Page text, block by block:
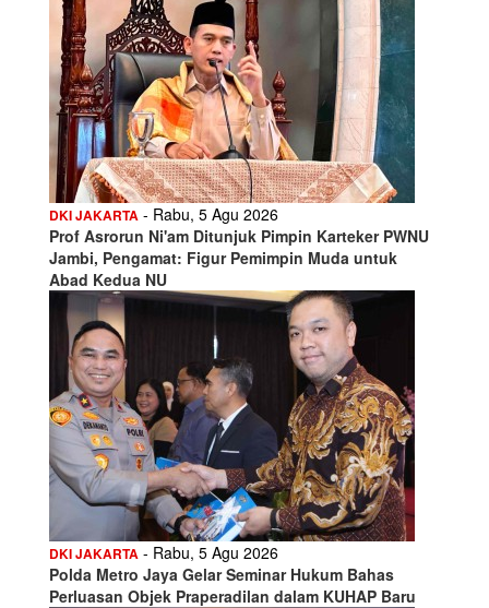
DKI JAKARTA - Rabu, 5 Agu 2026
Prof Asrorun Ni'am Ditunjuk Pimpin Karteker PWNU
Jambi, Pengamat: Figur Pemimpin Muda untuk
Abad Kedua NU
DKI JAKARTA - Rabu, 5 Agu 2026
Polda Metro Jaya Gelar Seminar Hukum Bahas
Perluasan Objek Praperadilan dalam KUHAP Baru